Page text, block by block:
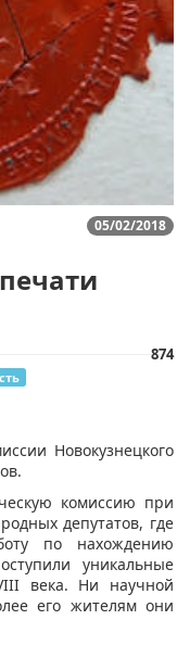
05/02/2018
874
Новокузнецкого
комиссию при
депутатов, где
по нахождению
уникальные
века. Ни научной
его жителям они